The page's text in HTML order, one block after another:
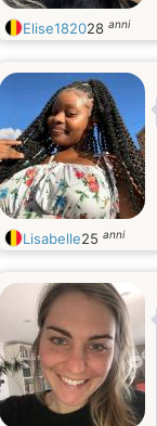
Elise182028 anni
Lisabelle25 anni